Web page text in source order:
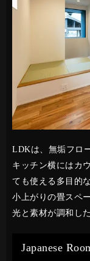
LDKは、無垢フロ
キッチン横にはカ
ても使える多目的
小上がりの畳スペ
光と素材が調和し
Japanese